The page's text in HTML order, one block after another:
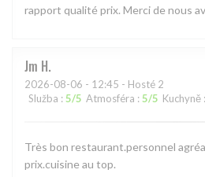
rapport qualité prix. Merci de nous
Jm H
2026-08-06 - 12:45 - Hosté 2
Služba : 5/5 Atmosféra : 5/5 Kuchyně :
Très bon restaurant.personnel
prix.cuisine au top.